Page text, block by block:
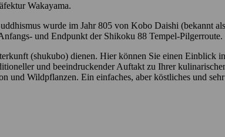
Wakayama.
wurde im Jahr 805 von Kobo Daishi (bekannt
und Endpunkt der Shikoku 88 Tempel-Pilgerroute.
(shukubo) dienen. Hier können Sie einen Einblick
und beeindruckender Auftakt zu Ihrer
Wildpflanzen. Ein einfaches, aber köstliches und